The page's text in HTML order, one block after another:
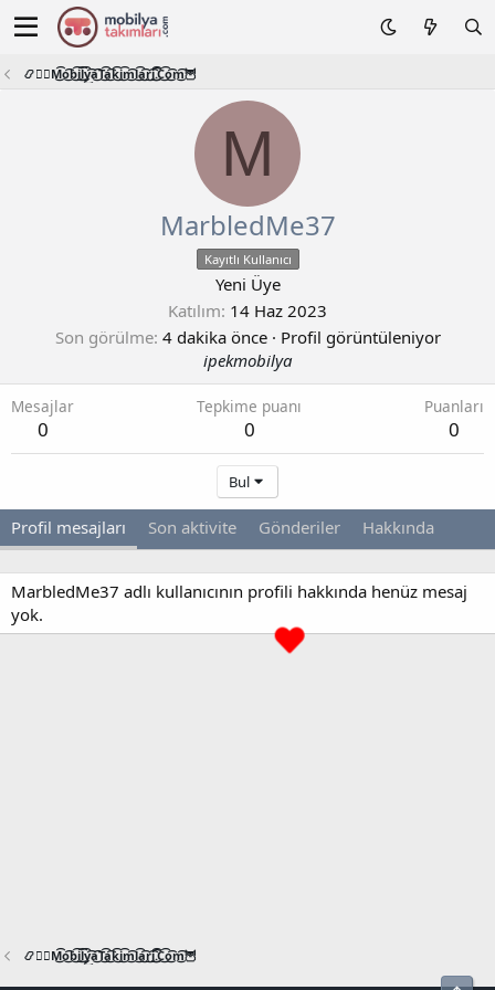
📿🧙‍♂️M͜͡o͜͡b͜͡i͜͡l͜͡y͜͡a͜͡T͜͡a͜͡k͜͡i͜͡m͜͡l͜͡a͜͡r͜͡i͜͡.͜͡C͜͡o͜͡m͜͡🦉
M
MarbledMe37
Kayıtlı Kullanıcı
Yeni Üye
Katılım 14 Haz 2023
Son görülme 4 dakika önce · Profil görüntüleniyor
ipekmobilya
Mesajlar
0
Tepkime puanı
0
Puanları
0
Bul
Profil mesajları Son aktivite Gönderiler Hakkında
MarbledMe37 adlı kullanıcının profili hakkında henüz mesaj
yok.
📿🧙‍♂️M͜͡o͜͡b͜͡i͜͡l͜͡y͜͡a͜͡T͜͡a͜͡k͜͡i͜͡m͜͡l͜͡a͜͡r͜͡i͜͡.͜͡C͜͡o͜͡m͜͡🦉